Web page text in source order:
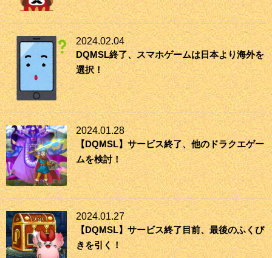
2024.02.04
DQMSL終了、スマホゲームは日本より海外を
選択！
2024.01.28
【DQMSL】サービス終了、他のドラクエゲー
ムを検討！
2024.01.27
【DQMSL】サービス終了目前、最後のふくび
きを引く！